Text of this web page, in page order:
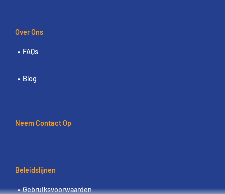
Over Ons
FAQs
Blog
Neem Contact Op
Beleidslijnen
Gebruiksvoorwaarden